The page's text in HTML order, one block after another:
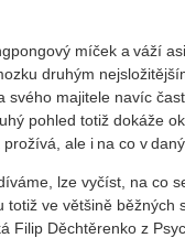
míček a váží
druhým
svého majitele navíc
pohled totiž dokáže
ale i na co v
lze vyčíst, na co
totiž ve většině běžných
Filip Děchtěrenko z